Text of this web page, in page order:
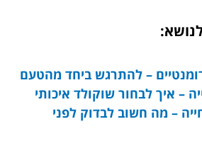
– להתרגש ביחד מהטעם
– איך לבחור שוקולד איכותי
– מה חשוב לבדוק לפני